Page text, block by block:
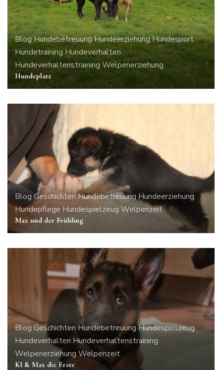
BlogHundebetreuungHundeerziehungHundesport
Hundetraining Hundeverhalten
Hundeverhaltenstraining Welpenerziehung
Hundeplatz
Blog GeschichtenHundebetreuung Hundeerziehung
Hundepflege Hundespielzeug Welpenzeit
Max und der Frühling
BlogGeschichten Hundebetreuung Hundespielzeug
Hundeverhalten Hundeverhaltenstraining
Welpenerziehung Welpenzeit
KI & Max die Erste